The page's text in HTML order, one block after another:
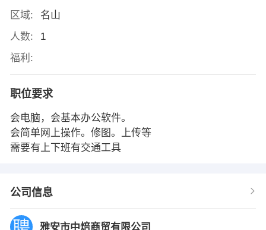
区域:
名山
人数:
1
福利:
职位要求
会电脑，会基本办公软件。
会简单网上操作。修图。上传等
需要有上下班有交通工具
公司信息
雅安市中焙商贸有限公司